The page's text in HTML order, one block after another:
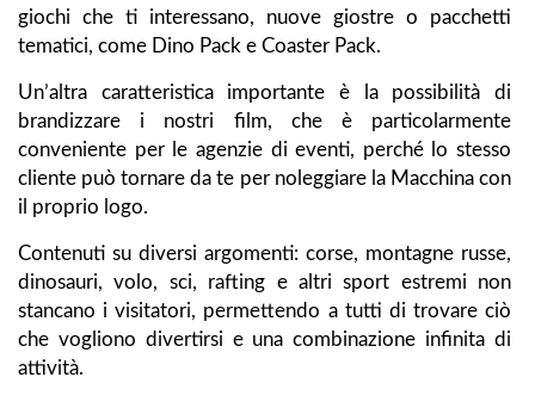
giochi che ti interessano, nuove giostre o pacchetti
tematici, come Dino Pack e Coaster Pack.
Un’altra caratteristica importante è la possibilità di
brandizzare i nostri film, che è particolarmente
conveniente per le agenzie di eventi, perché lo stesso
cliente può tornare da te per noleggiare la Macchina con
il proprio logo.
Contenuti su diversi argomenti: corse, montagne russe,
dinosauri, volo, sci, rafting e altri sport estremi non
stancano i visitatori, permettendo a tutti di trovare ciò
che vogliono divertirsi e una combinazione infinita di
attività.